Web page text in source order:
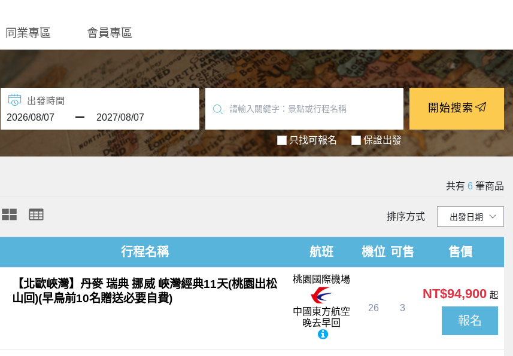
同業專區 會員專區
出發時間
只找可報名 保證出發
開始搜索
共有 6 筆商品
排序方式
行程名稱 航班 機位 可售 售價
【北歐峽灣】丹麥 瑞典 挪威 峽灣經典11天(桃園出松
山回)(早鳥前10名贈送必要自費)
桃園國際機場
中國東方航空
晚去早回
26 3
NT$94,900 起
報名